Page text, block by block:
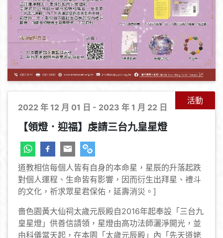
活動
2022 年 12 月 01 日 - 2023 年 1 月 22 日
【領燈．迎福】虔請三台九皇星燈
道教相信每個人皆有自身的本命星，星辰的升落起跌
對個人運程、生命皆有影響，因而衍生出拜星、禮斗
的文化，祈求眾星君保佑，延壽消災。]
嗇色園黃大仙祠太歲元辰殿自2016年起奉設「三台九
皇星燈」供善信請領，星燈由高功法師灑淨開光，並
由科儀當天起，在本園「太歲元辰殿」內「先天道姥